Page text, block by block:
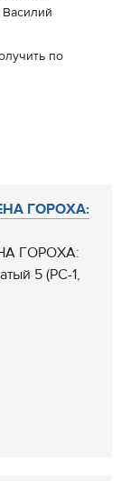
по
ГОРОХА:
ГОРОХА:
5 (РС-1,